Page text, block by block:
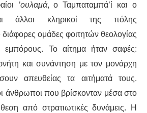
’ουλαμά, ο Ταμπαταμπά’ί και ο
άλλοι κληρικοί της πόλης
ομάδες φοιτητών θεολογίας
Το αίτημα ήταν σαφές:
και συνάντηση με τον μονάρχη
απευθείας τα αιτήματά τους.
άνθρωποι που βρίσκονταν μέσα στο
από στρατιωτικές δυνάμεις. Η